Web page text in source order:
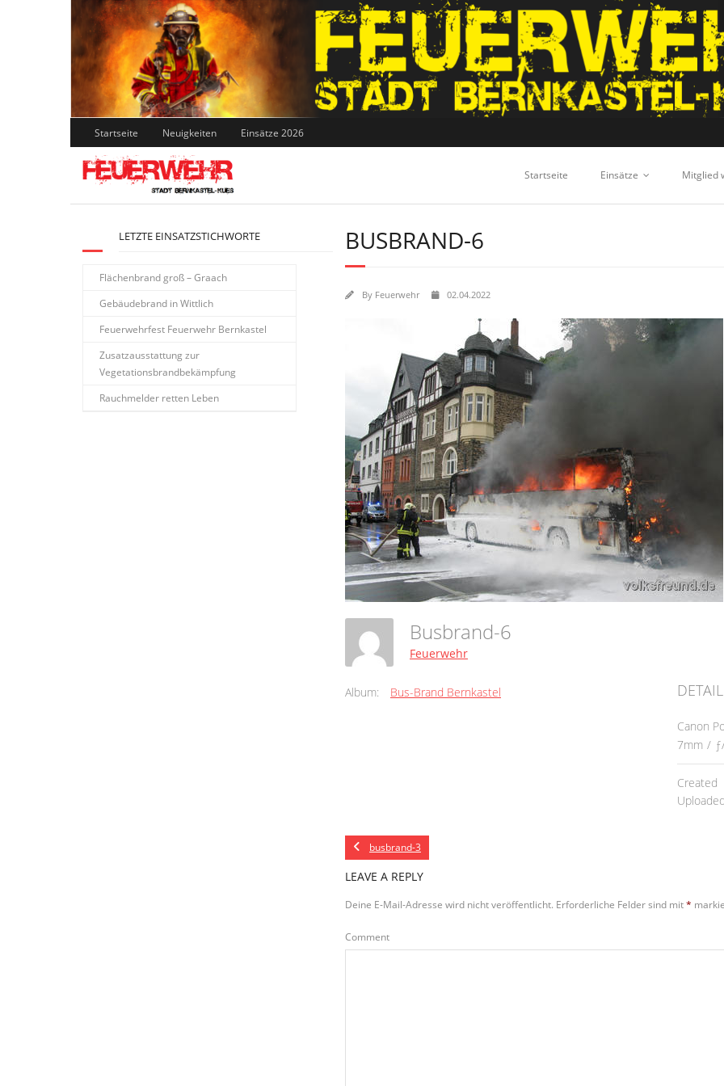
Skip
to
content
Startseite Neuigkeiten Einsätze 2026
Startseite Einsätze Mitglied
BUSBRAND-6
By Feuerwehr 02.04.2022
Busbrand-6
Feuerwehr
Album: Bus-Brand Bernkastel
Canon
7mm /
Created
busbrand-3
LEAVE A REPLY
Deine E-Mail-Adresse wird nicht veröffentlicht. Erforderliche Felder sind mit*
Comment
LETZTE EINSATZSTICHWORTE
Flächenbrand groß – Graach
Gebäudebrand in Wittlich
Feuerwehrfest Feuerwehr Bernkastel
Zusatzausstattung zur
Vegetationsbrandbekämpfung
Rauchmelder retten Leben